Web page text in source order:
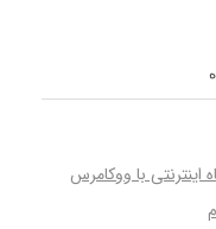
اینترنتی با ووکامرس